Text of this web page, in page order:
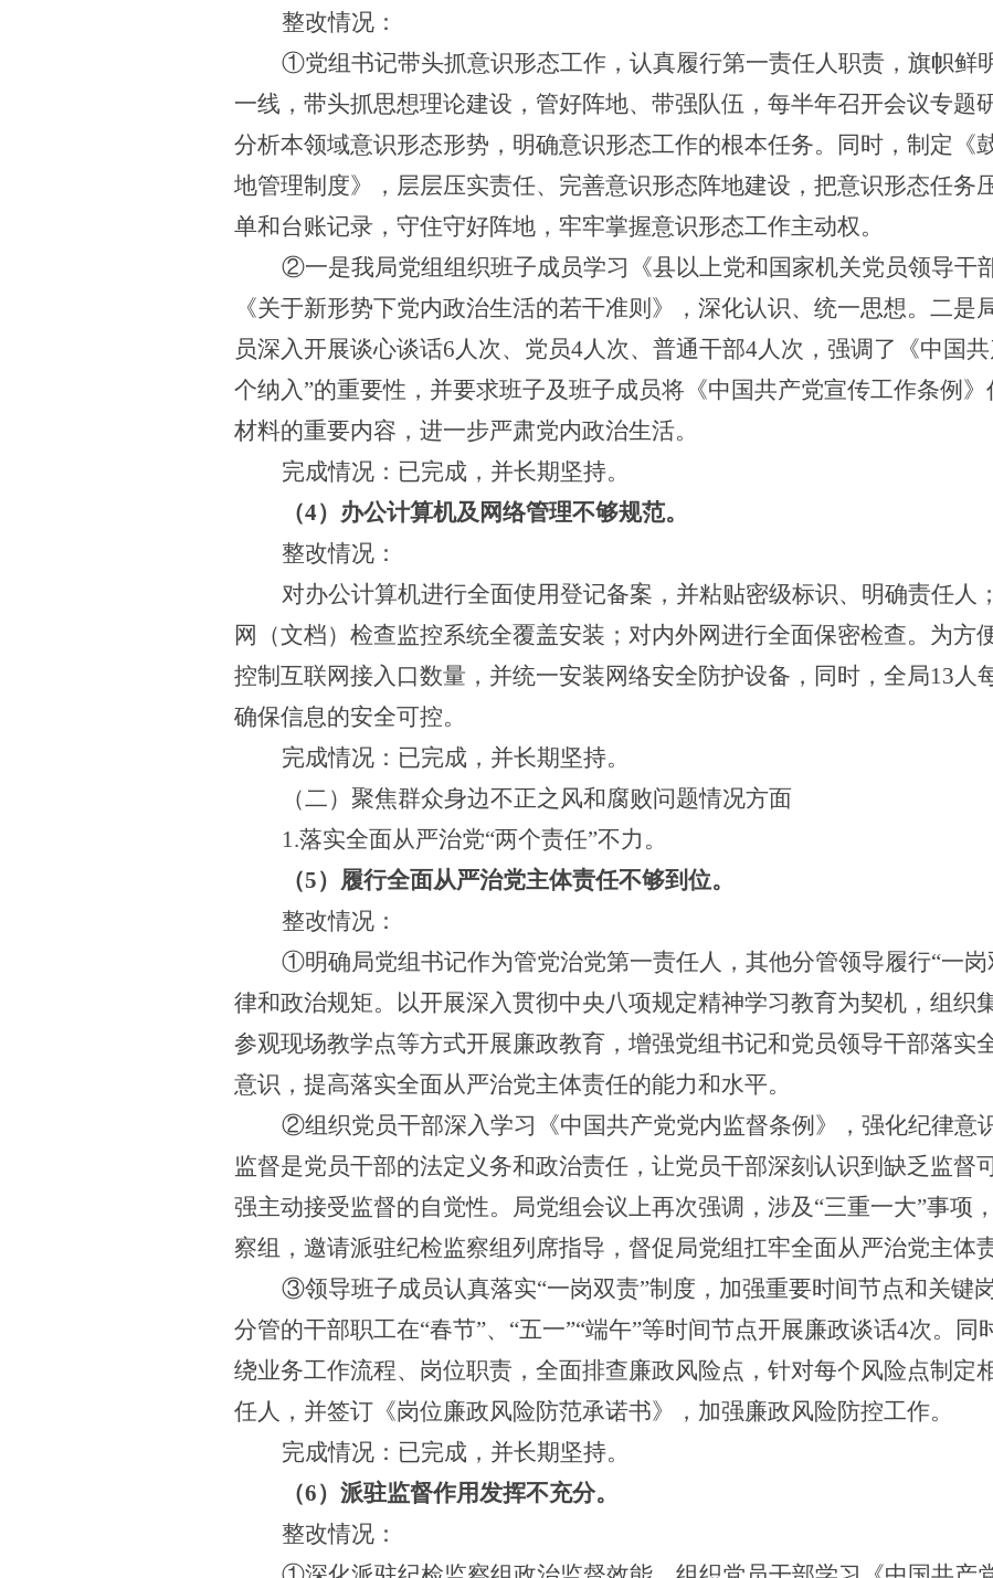
整改情况：
①党组书记带头抓意识形态工作，认真履行第一责任人职责，旗帜鲜
一线，带头抓思想理论建设，管好阵地、带强队伍，每半年召开会议专题
分析本领域意识形态形势，明确意识形态工作的根本任务。同时， 制定《
地管理制度》，层层压实责任、 完善意识形态阵地建设， 把意识形态任务
单和台账记录，守住守好阵地，牢牢掌握意识形态工作主动权。
②一是我局党组组织班子成员学习《县以上党和国家机关党员领导干
《关于新形势下党内政治生活的若干准则》，深化认识、统一思想。二是
员深入开展谈心谈话6人次、党员4人次、普通干部4人次，强调了《中国
个纳入”的重要性， 并要求班子及班子成员将《中国共产党宣传工作条例
材料的重要内容， 进一步严肃党内政治生活。
完成情况：已完成，并长期坚持。
（4）办公计算机及网络管理不够规范。
整改情况：
对办公计算机进行全面使用登记备案，并粘贴密级标识、明确责任人
网（文档）检查监控系统全覆盖安装；对内外网进行全面保密检查。 为方
控制互联网接入 口数量 ， 并统一安装网络安全防护设备， 同时，全局13人
确保信息的安全可控。
完成情况：已完成，并长期坚持。
（二）聚焦群众身边不正之风和腐败问题情况方面
1.落实全面从严治党“两个责任”不力。
（5）履行全面从严治党主体责任不够到位。
整改情况：
①明确局党组书记作为管党治党第一责任人，其他分管领导履行“一
律和政治规矩。以开展深入贯彻中央八项规定精神学习教育为契机，组织
参观现场教学点等方式开展廉政教育，增强党组书记和党员领导干部落实
意识，提高落实全面从严治党主体责任的能力和水平。
②组织党员干部深入学习《中 国共产党党内监督条例》，强化纪律意
监督是党员干部的法定义务和政治责任，让党员干部深刻认识到缺乏监督
强主动接受监督的自觉性。局党组会议上再次强调 ，涉及 “三重一大”事项
察组 ，邀请派驻纪检监察组列席指导，督促局党组扛牢全面从严治党主体责
③领导班子成员认真落实“一岗双责”制度，加强重要时间节点和关键
分管的干部职工在“春节”、“五一”“端午”等时间节点开展廉政谈话4次。同
绕业务工作流程、岗位职责，全面排查廉政风险点，针对每个风险点制定
任人，并签订《岗位廉政风险防范承诺书》，加强廉政风险防控工作。
完成情况：已完成，并长期坚持。
（6）派驻监督作用发挥不充分。
整改情况：